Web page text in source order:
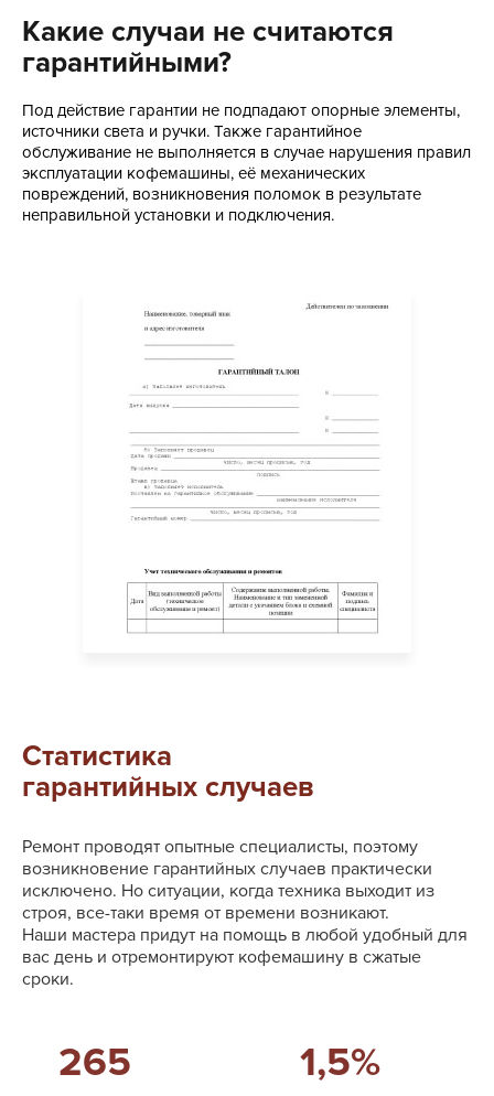
Какие случаи не считаются
гарантийными?
Под действие гарантии не подпадают опорные элементы,
источники света и ручки. Также гарантийное
обслуживание не выполняется в случае нарушения правил
эксплуатации кофемашины, её механических
повреждений, возникновения поломок в результате
неправильной установки и подключения.
Статистика
гарантийных случаев
Ремонт проводят опытные специалисты, поэтому
возникновение гарантийных случаев практически
исключено. Но ситуации, когда техника выходит из
строя, все-таки время от времени возникают.
Наши мастера придут на помощь в любой удобный для
вас день и отремонтируют кофемашину в сжатые
сроки.
265 1,5%